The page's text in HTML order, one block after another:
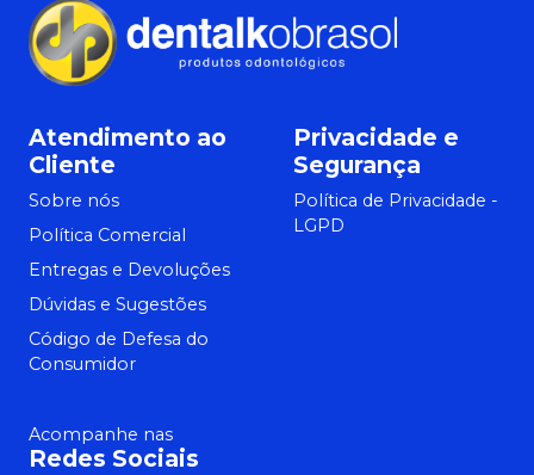
Atendimento ao
Cliente
Sobre nós
Política Comercial
Entregas e Devoluções
Dúvidas e Sugestões
Código de Defesa do
Consumidor
Privacidade e
Segurança
Política de Privacidade -
LGPD
Acompanhe nas
Redes Sociais